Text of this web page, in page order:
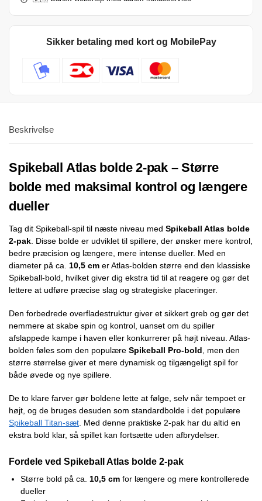
Sikker betaling med kort og MobilePay
Beskrivelse
Spikeball Atlas bolde 2-pak – Større
bolde med maksimal kontrol og længere
dueller
Tag dit Spikeball-spil til næste niveau med Spikeball Atlas bolde
2-pak . Disse bolde er udviklet til spillere, der ønsker mere kontrol,
bedre præcision og længere, mere intense dueller. Med en
diameter på ca. 10,5 cm er Atlas-bolden større end den klassiske
Spikeball-bold, hvilket giver dig ekstra tid til at reagere og gør det
lettere at udføre præcise slag og strategiske placeringer.
Den forbedrede overfladestruktur giver et sikkert greb og gør det
nemmere at skabe spin og kontrol, uanset om du spiller
afslappede kampe i haven eller konkurrerer på højt niveau. Atlas-
bolden føles som den populære Spikeball Pro-bold , men den
større størrelse giver et mere dynamisk og tilgængeligt spil for
både øvede og nye spillere.
De to klare farver gør boldene lette at følge, selv når tempoet er
højt, og de bruges desuden som standardbolde i det populære
Spikeball Titan-sæt. Med denne praktiske 2-pak har du altid en
ekstra bold klar, så spillet kan fortsætte uden afbrydelser.
Fordele ved Spikeball Atlas bolde 2-pak
Større bold på ca. 10,5 cm for længere og mere kontrollerede
dueller